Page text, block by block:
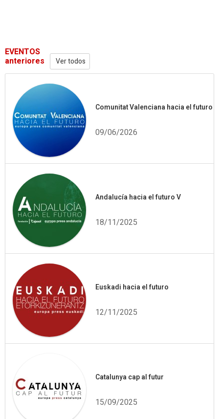
EVENTOS
anteriores Ver todos
Comunitat Valenciana hacia el futuro
09/06/2026
Andalucía hacia el futuro V
18/11/2025
Euskadi hacia el futuro
12/11/2025
Catalunya cap al futur
15/09/2025